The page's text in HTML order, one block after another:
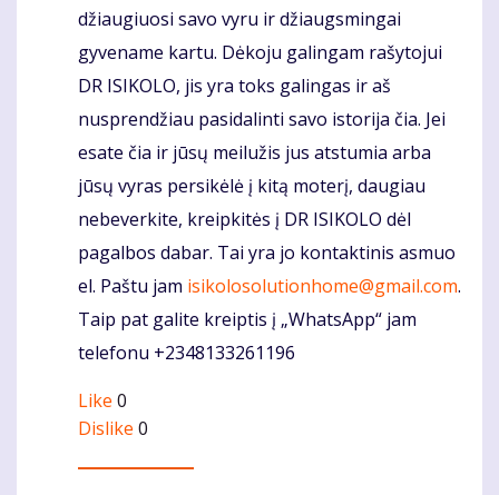
džiaugiuosi savo vyru ir džiaugsmingai
gyvename kartu. Dėkoju galingam rašytojui
DR ISIKOLO, jis yra toks galingas ir aš
nusprendžiau pasidalinti savo istorija čia. Jei
esate čia ir jūsų meilužis jus atstumia arba
jūsų vyras persikėlė į kitą moterį, daugiau
nebeverkite, kreipkitės į DR ISIKOLO dėl
pagalbos dabar. Tai yra jo kontaktinis asmuo
el. Paštu jam isikolosolutionhome@gmail.com.
Taip pat galite kreiptis į „WhatsApp“ jam
telefonu +2348133261196
Like 0
Dislike 0